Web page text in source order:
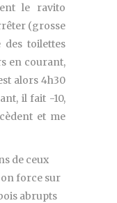
le ravito
(grosse
des toilettes
en courant,
alors 4h30
il fait -10,
et me
de ceux
force sur
abrupts